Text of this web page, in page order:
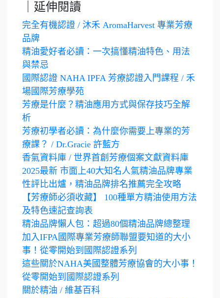
｜延伸閱讀
完全有機認證 / 沐禾 AromaHarvest 專業芳療
品牌
精油愛好者必讀：一次搞懂精油特色、用法
與禁忌
國際認證 NAHA IPFA 芳療認證入門課程 / 禾
場國際芳療學苑
芳療是什麼？精油應用方式與保存技巧全解
析
芳療初學者必讀：為什麼你需要上專業的芳
療課？ / Dr.Gracie 許藍方
香氣資料庫 / 世界首創芳療個案文獻資料庫
2025最新 市面上40大知名人氣精油品牌專業
性評比出爐，精油品牌排名推薦完全攻略
【芳療師必須收藏】 100種單方精油使用方法
及特色速記查詢表
精油品牌懶人包：超過80個精油品牌總整理
加入IFPA國際專業芳療師聯盟要知道的大小
事！從零開始到國際認證系列
這些關於NAHA美國整體芳療協會的大小事！
從零開始到國際認證系列
關於精油 / 維基百科